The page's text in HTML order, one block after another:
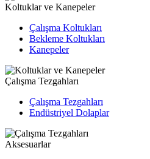
Koltuklar ve Kanepeler
Çalışma Koltukları
Bekleme Koltukları
Kanepeler
Çalışma Tezgahları
Çalışma Tezgahları
Endüstriyel Dolaplar
Aksesuarlar